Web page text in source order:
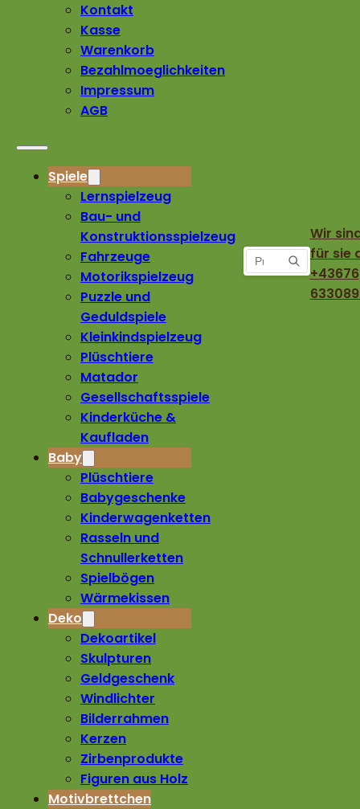
Kontakt
Kasse
Warenkorb
Bezahlmoeglichkeiten
Impressum
AGB
Spiele
Lernspielzeug
Bau- und
Konstruktionsspielzeug
Fahrzeuge
Motorikspielzeug
Puzzle und
Geduldspiele
Kleinkindspielzeug
Plüschtiere
Matador
Gesellschaftsspiele
Kinderküche &
Kaufladen
Baby
Plüschtiere
Babygeschenke
Kinderwagenketten
Rasseln und
Schnullerketten
Spielbögen
Wärmekissen
Deko
Dekoartikel
Skulpturen
Geldgeschenk
Windlichter
Bilderrahmen
Kerzen
Zirbenprodukte
Figuren aus Holz
Motivbrettchen
Wir
für sie
+43676